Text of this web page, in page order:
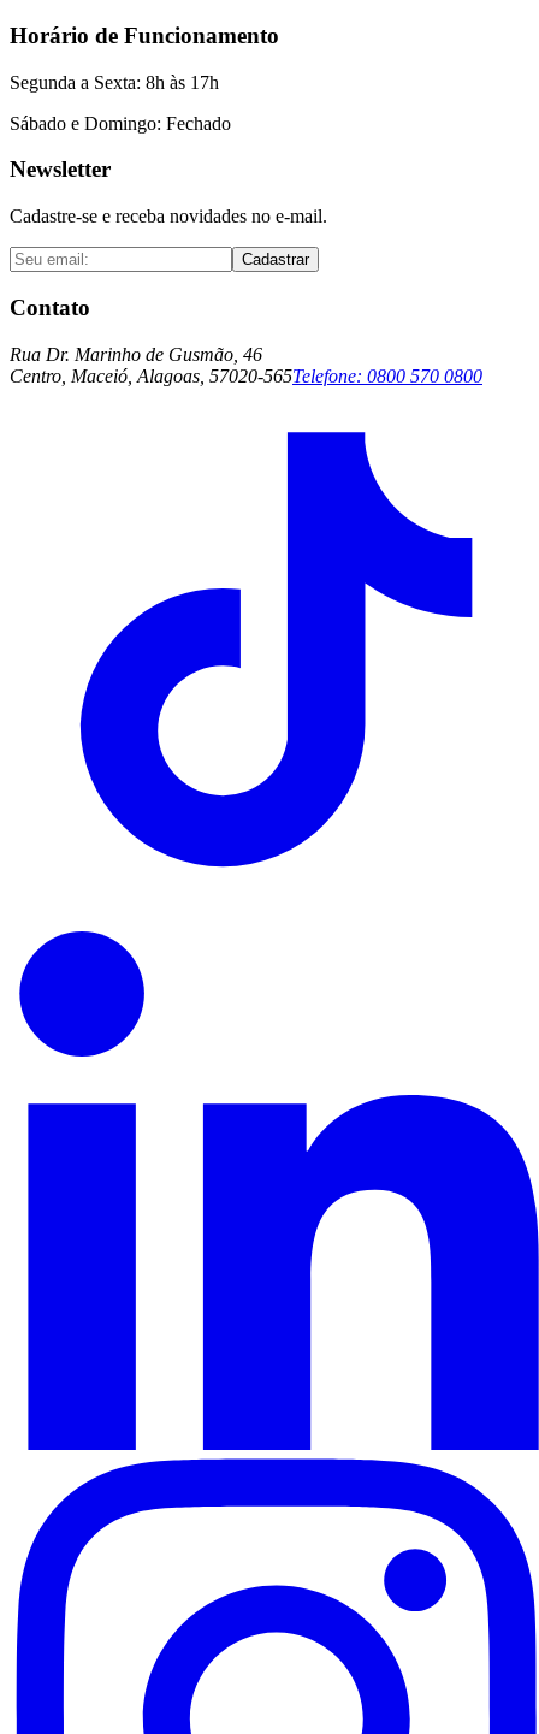
Horário de Funcionamento
Segunda a Sexta: 8h às 17h
Sábado e Domingo: Fechado
Newsletter
Cadastre-se e receba novidades no e-mail.
Cadastrar
Contato
Rua Dr. Marinho de Gusmão, 46
Centro, Maceió, Alagoas, 57020-565Telefone: 0800 570 0800